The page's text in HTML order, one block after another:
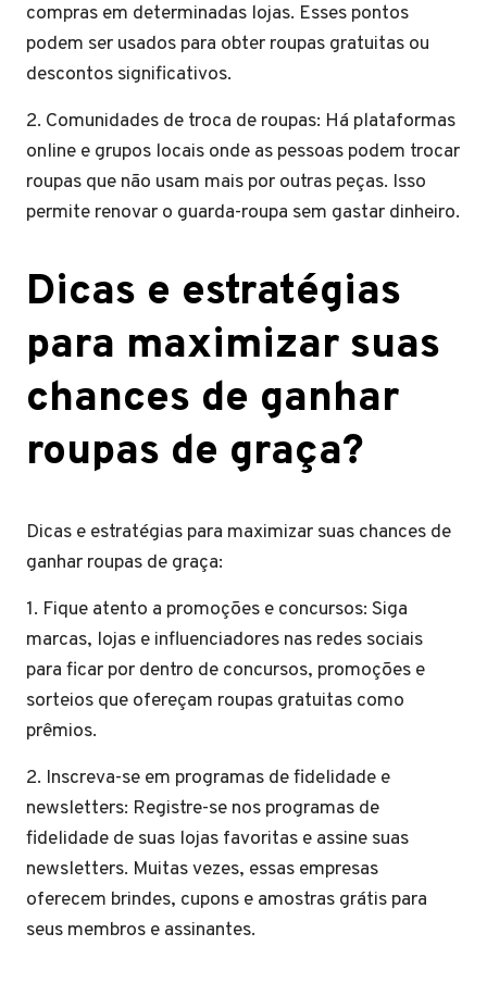
compras em determinadas lojas. Esses pontos
podem ser usados para obter roupas gratuitas ou
descontos significativos.
2. Comunidades de troca de roupas: Há plataformas
online e grupos locais onde as pessoas podem trocar
roupas que não usam mais por outras peças. Isso
permite renovar o guarda-roupa sem gastar dinheiro.
Dicas e estratégias
para maximizar suas
chances de ganhar
roupas de graça?
Dicas e estratégias para maximizar suas chances de
ganhar roupas de graça:
1. Fique atento a promoções e concursos: Siga
marcas, lojas e influenciadores nas redes sociais
para ficar por dentro de concursos, promoções e
sorteios que ofereçam roupas gratuitas como
prêmios.
2. Inscreva-se em programas de fidelidade e
newsletters: Registre-se nos programas de
fidelidade de suas lojas favoritas e assine suas
newsletters. Muitas vezes, essas empresas
oferecem brindes, cupons e amostras grátis para
seus membros e assinantes.